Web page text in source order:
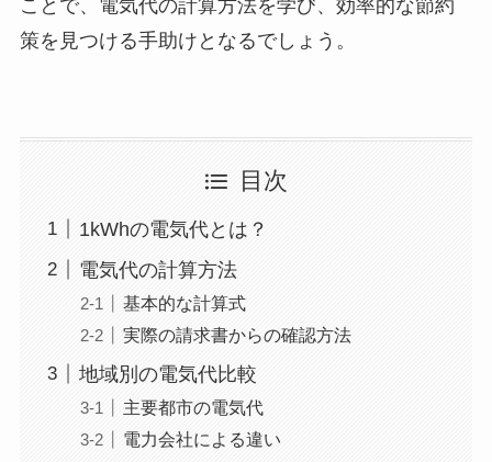
ことで、電気代の計算方法を学び、効率的な節約
策を見つける手助けとなるでしょう。
目次
1kWhの電気代とは？
電気代の計算方法
基本的な計算式
実際の請求書からの確認方法
地域別の電気代比較
主要都市の電気代
電力会社による違い